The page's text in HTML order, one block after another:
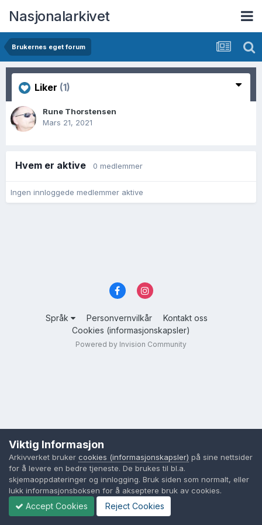
Nasjonalarkivet
Brukernes eget forum
Liker (1)
Rune Thorstensen
Mars 21, 2021
Hvem er aktive 0 medlemmer
Ingen innloggede medlemmer aktive
Språk Personvernvilkår
Kontakt oss
Cookies (informasjonskapsler)
Powered by Invision Community
Viktig Informasjon
Arkivverket bruker cookies (informasjonskapsler) på sine nettsider
for å levere en bedre tjeneste. De brukes til bl.a.
skjemaoppdateringer og innlogging. Bruk siden som normalt, eller
lukk informasjonsboksen for å akseptere bruk av cookies.
Accept Cookies Reject Cookies